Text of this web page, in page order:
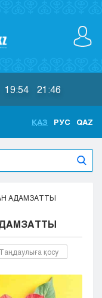
19:54 21:46
ҚАЗ РУС QAZ
АДАМЗАТТЫ
Таңдаулыға қосу